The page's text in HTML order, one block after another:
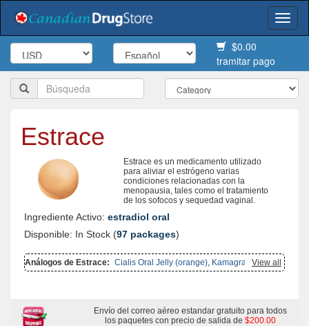
$0.00
tramitar pago
Estrace
Estrace es un medicamento utilizado
para aliviar el estrógeno varias
condiciones relacionadas con la
menopausia, tales como el tratamiento
de los sofocos y sequedad vaginal.
Ingrediente Activo: estradiol oral
Disponible: In Stock (97 packages)
View all
Análogos de Estrace: Cialis Oral Jelly (orange), Kamagra Oral
Jelly,Viagra Oral Jelly,Nizoral,Cialis Oral Jelly,Yasmin,Alesse,
Envío del correo aéreo estandar gratuito para todos
los paquetes con precio de salida de$200.00